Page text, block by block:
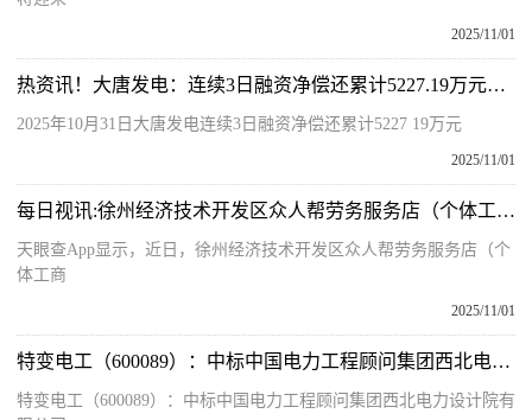
2025/11/01
热资讯！大唐发电：连续3日融资净偿还累计5227.19万元（10-31）
2025年10月31日大唐发电连续3日融资净偿还累计5227 19万元
2025/11/01
每日视讯:徐州经济技术开发区众人帮劳务服务店（个体工商户）成立 注册资本5万人民币
天眼查App显示，近日，徐州经济技术开发区众人帮劳务服务店（个
体工商
2025/11/01
特变电工（600089）：中标中国电力工程顾问集团西北电力设计院有限公司采购项目，中标金额为3116.00万元|每日快报
特变电工（600089）：中标中国电力工程顾问集团西北电力设计院有